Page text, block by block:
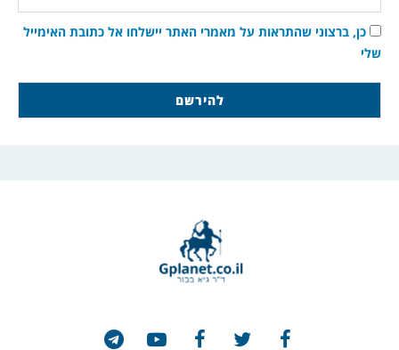
כן, ברצוני שהתראות על מאמרי האתר יישלחו אל כתובת האימייל
שלי